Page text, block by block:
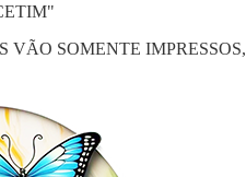
VÃO SOMENTE IMPRESSOS,